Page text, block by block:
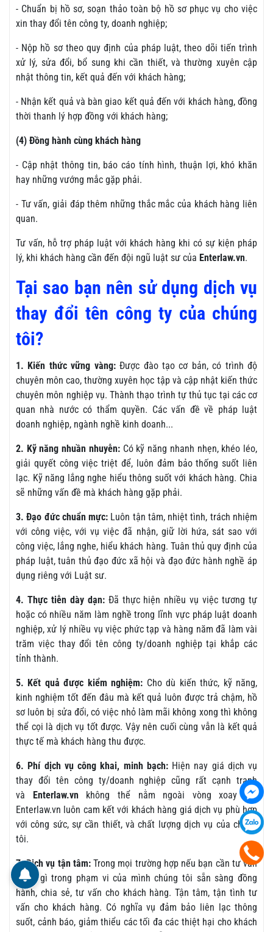
- Chuẩn bị hồ sơ, soạn thảo toàn bộ hồ sơ phục vụ cho việc
xin thay đổi tên công ty, doanh nghiệp;
- Nộp hồ sơ theo quy định của pháp luật, theo dõi tiến trình
xử lý, sửa đổi, bổ sung khi cần thiết, và thường xuyên cập
nhật thông tin, kết quả đến với khách hàng;
- Nhận kết quả và bàn giao kết quả đến với khách hàng, đồng
thời thanh lý hợp đồng với khách hàng;
(4) Đồng hành cùng khách hàng
- Cập nhật thông tin, báo cáo tính hình, thuận lợi, khó khăn
hay những vướng mắc gặp phải.
- Tư vấn, giải đáp thêm những thắc mắc của khách hàng liên
quan.
Tư vấn, hỗ trợ pháp luật với khách hàng khi có sự kiện pháp
lý, khi khách hàng cần đến đội ngũ luật sư của Enterlaw.vn.
Tại sao bạn nên sử dụng dịch vụ
thay đổi tên công ty của chúng
tôi?
1. Kiến thức vững vàng:Được đào tạo cơ bản, có trình độ
chuyên môn cao, thường xuyên học tập và cập nhật kiến thức
chuyên môn nghiệp vụ. Thành thạo trình tự thủ tục tại các cơ
quan nhà nước có thẩm quyền. Các vấn đề về pháp luật
doanh nghiệp, ngành nghề kinh doanh...
2. Kỹ năng nhuần nhuyễn:Có kỹ năng nhanh nhẹn, khéo léo,
giải quyết công việc triệt để, luôn đảm bảo thống suốt liên
lạc. Kỹ năng lắng nghe hiểu thông suốt với khách hàng. Chia
sẽ những vấn đề mà khách hàng gặp phải.
3. Đạo đức chuẩn mực: Luôn tận tâm, nhiệt tình, trách nhiệm
với công việc, với vụ việc đã nhận, giữ lời hứa, sát sao với
công việc, lắng nghe, hiểu khách hàng. Tuân thủ quy định của
pháp luật, tuân thủ đạo đức xã hội và đạo đức hành nghề áp
dụng riêng với Luật sư.
4. Thực tiễn dày dạn:Đã thực hiện nhiều vụ việc tương tự
hoặc có nhiều năm làm nghề trong lĩnh vực pháp luật doanh
nghiệp, xử lý nhiều vụ việc phức tạp và hàng năm đã làm vài
trăm việc thay đổi tên công ty/doanh nghiệp tại khắp các
tỉnh thành.
5. Kết quả được kiểm nghiệm: Cho dù kiến thức, kỹ năng,
kinh nghiệm tốt đến đâu mà kết quả luôn được trả chậm, hồ
sơ luôn bị sửa đổi, có việc nhỏ làm mãi không xong thì không
thể cọi là dịch vụ tốt được. Vậy nên cuối cùng vẫn là kết quả
thực tế mà khách hàng thu được.
6. Phí dịch vụ công khai, minh bạch:Hiện nay giá dịch vụ
thay đổi tên công ty/doanh nghiệp cũng rất cạnh tranh
và Enterlaw.vn không thể nằm ngoài vòng xoay đó.
Enterlaw.vn luôn cam kết với khách hàng giá dịch vụ phù hợp
với công sức, sự cần thiết, và chất lượng dịch vụ của chúng
tôi.
7. Dịch vụ tận tâm:Trong mọi trường hợp nếu bạn cần tư vấn
thêm gì trong phạm vi của mình chúng tôi sẵn sàng đồng
hành, chia sẻ, tư vấn cho khách hàng. Tận tâm, tận tình tư
vấn cho khách hàng. Có nghĩa vụ đảm bảo liên lạc thông
suốt, cảnh báo, giảm thiểu các tối đa các thiệt hại cho khách